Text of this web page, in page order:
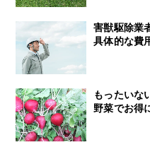
害獣駆除業
具体的な費
もったいな
野菜でお得